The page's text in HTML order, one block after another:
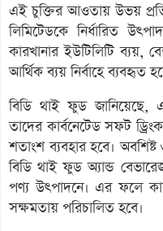
এই চুক্তির আওতায় উভয়
লিমিটেডকে নির্ধারিত
কারখানার ইউটিলিটি ব্যয়,
আর্থিক ব্যয় নির্বাহে ব্যবহৃত
বিডি থাই ফুড জানিয়েছে,
তাদের কার্বনেটেড সফট
শতাংশ ব্যবহার হবে।
বিডি থাই ফুড অ্যান্ড
পণ্য উৎপাদনে। এর ফলে
সক্ষমতায় পরিচালিত হবে।